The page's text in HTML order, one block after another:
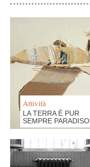
Attività
LA TERRA È PUR
SEMPRE PARADISO